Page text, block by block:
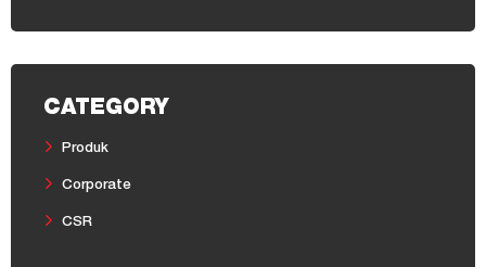
CATEGORY
Produk
Corporate
CSR